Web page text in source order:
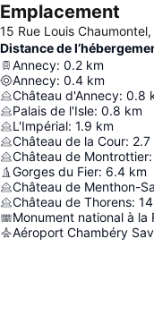
Emplacement
15 Rue Louis
Distance de
Annecy: 0.2 km
Annecy: 0.4 km
Château d'Annecy: 0.8
Palais de l'Isle: 0.8 km
L'Impérial: 1.9 km
Château de la Cour: 2.7
Château de Montrottier:
Gorges du Fier: 6.4 km
Château de Menthon-
Château de Thorens:
Monument national à la
Aéroport Chambéry